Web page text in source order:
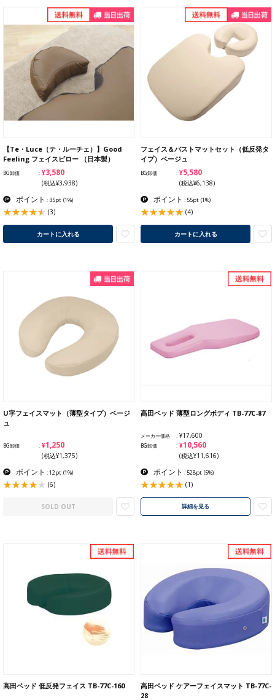
【Te・Luce（テ・ルーチェ）】Good
Feeling フェイスピロー （日本製）
BG卸価 ¥3,580
(税込¥3,938)
ポイント : 35pt (1%)
(3)
カートに入れる
フェイス＆バストマットセット（低反発タ
イプ）ベージュ
BG卸価 ¥5,580
(税込¥6,138)
ポイント : 55pt (1%)
(4)
カートに入れる
U字フェイスマット（薄型タイプ）ベージ
ュ
BG卸価 ¥1,250
(税込¥1,375)
ポイント : 12pt (1%)
(6)
SOLD OUT
高田ベッド 薄型ロングボディ TB-77C-87
メーカー価格 ¥17,600
BG卸価 ¥10,560
(税込¥11,616)
ポイント : 528pt (5%)
(1)
詳細を見る
高田ベッド 低反発フェイス TB-77C-160
高田ベッド ケアーフェイスマット TB-77C-
28